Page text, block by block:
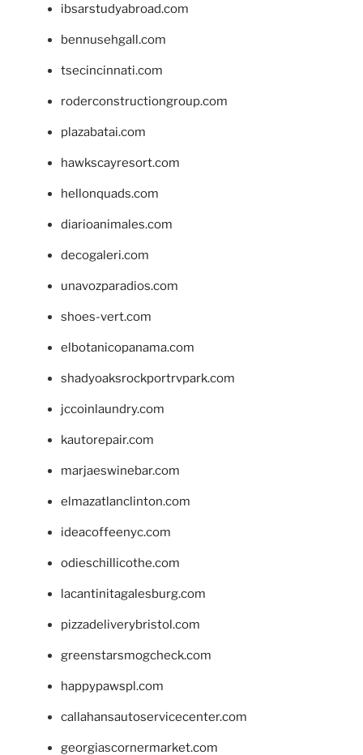
ibsarstudyabroad.com
bennusehgall.com
tsecincinnati.com
roderconstructiongroup.com
plazabatai.com
hawkscayresort.com
hellonquads.com
diarioanimales.com
decogaleri.com
unavozparadios.com
shoes-vert.com
elbotanicopanama.com
shadyoaksrockportrvpark.com
jccoinlaundry.com
kautorepair.com
marjaeswinebar.com
elmazatlanclinton.com
ideacoffeenyc.com
odieschillicothe.com
lacantinitagalesburg.com
pizzadeliverybristol.com
greenstarsmogcheck.com
happypawspl.com
callahansautoservicecenter.com
georgiascornermarket.com